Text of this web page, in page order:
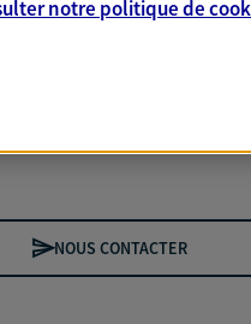
à 09:00
NOUS CONTACTER
notre politique de